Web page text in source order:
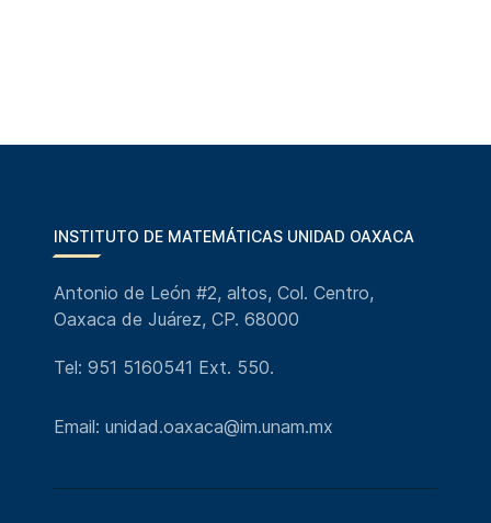
INSTITUTO DE MATEMÁTICAS UNIDAD OAXACA
Antonio de León #2, altos, Col. Centro,
Oaxaca de Juárez, CP. 68000
Tel: 951 5160541 Ext. 550.
Email: unidad.oaxaca@im.unam.mx